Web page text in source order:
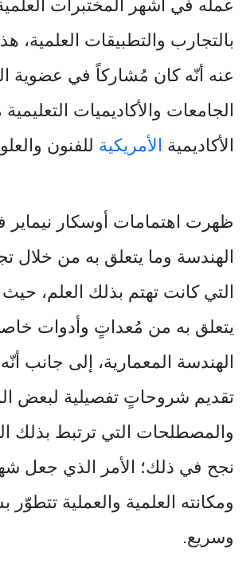
عمله في أشهر المختبرات
بالتجارب والتطبيقات العلمية،
عنه أنّه كان مُشاركاً في عضوية
الجامعات والأكاديميات
الأكاديمية الأمريكية للفنون
ظهرت اهتمامات أوسكار نيماير
الهندسة وما يتعلق به من خلال
التي كانت تهتم بذلك العلم،
يتعلق به من مُعداتٍ وأدوات
الهندسة المعمارية، إلى جانب
تقديم شروحاتٍ تفصيلية لبعض
والمصطلحات التي ترتبط بذلك
نجح في ذلك؛ الأمر الذي جعل
ومكانته العلمية والعملية
وسريع.